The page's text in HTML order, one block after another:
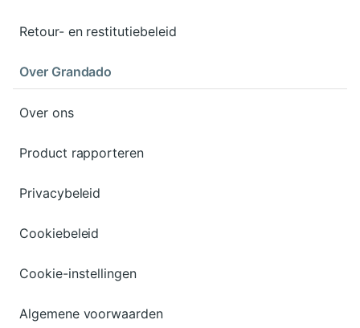
Retour- en restitutiebeleid
Over Grandado
Over ons
Product rapporteren
Privacybeleid
Cookiebeleid
Cookie-instellingen
Algemene voorwaarden